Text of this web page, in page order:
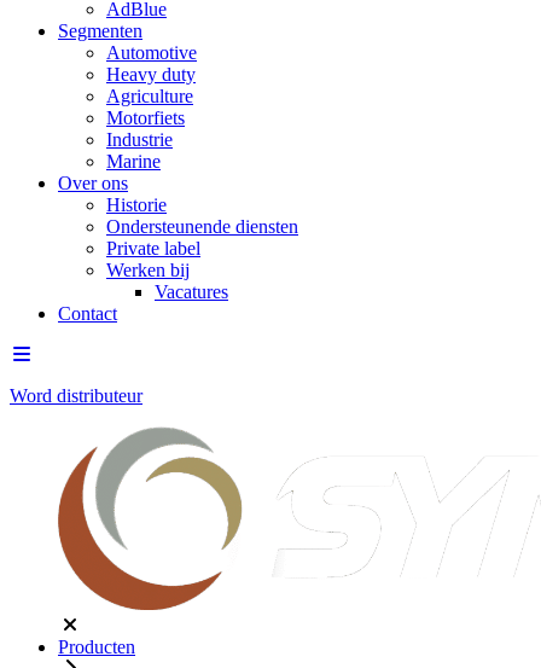
AdBlue
Segmenten
Automotive
Heavy duty
Agriculture
Motorfiets
Industrie
Marine
Over ons
Historie
Ondersteunende diensten
Private label
Werken bij
Vacatures
Contact
Word distributeur
Producten